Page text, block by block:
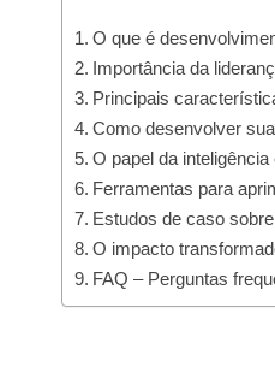
O que é
Importância da
Principais
Como desenvolver
O papel da
Ferramentas para
Estudos de caso
O impacto
FAQ – Perguntas